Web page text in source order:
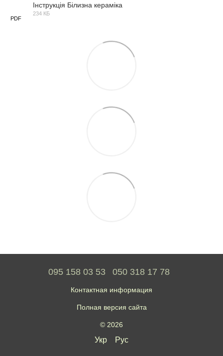
PDF
Інструкція Білизна кераміка
234 КБ
095 158 03 53 050 318 17 78
Контактная информация
Полная версия сайта
© 2026
Укр Рус